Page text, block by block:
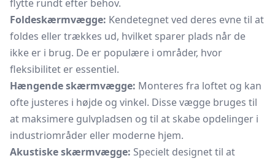
flytte rundt efter behov.
Foldeskærmvægge: Kendetegnet ved deres evne til at
foldes eller trækkes ud, hvilket sparer plads når de
ikke er i brug. De er populære i områder, hvor
fleksibilitet er essentiel.
Hængende skærmvægge: Monteres fra loftet og kan
ofte justeres i højde og vinkel. Disse vægge bruges til
at maksimere gulvpladsen og til at skabe opdelinger i
industriområder eller moderne hjem.
Akustiske skærmvægge: Specielt designet til at